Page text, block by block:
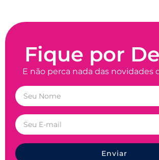
Fique por
E não perca nada das novidades
Enviar